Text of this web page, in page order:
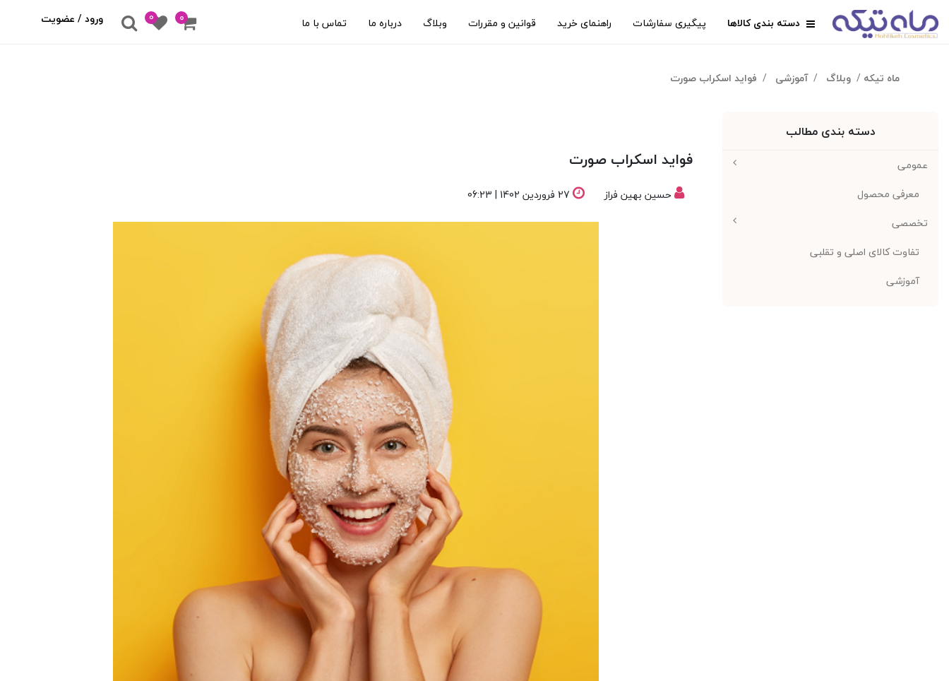
دسته بندی کالاها پیگیری سفارشات راهنمای خرید قوانین و مقررات وبلاگ درباره ما تماس با ما ۰ 0 ورود / عضویت
ماه تیکه وبلاگ آموزشی فواید اسکراب صورت
دسته بندی مطالب
عمومی
معرفی محصول
تخصصی
تفاوت کالای اصلی و تقلبی
آموزشی
فواید اسکراب صورت
حسین بهین فراز 27 فروردین 1402 | 06:23